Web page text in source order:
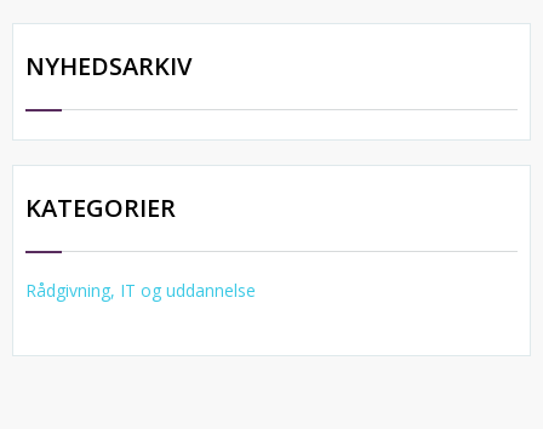
NYHEDSARKIV
KATEGORIER
Rådgivning, IT og uddannelse